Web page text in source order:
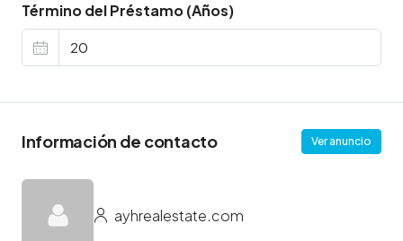
Término del Préstamo (Años)
Información de contacto Ver anuncio
ayhrealestate.com